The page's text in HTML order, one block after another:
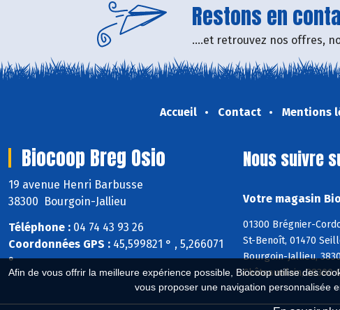
Afin de vous offrir la meilleure expérience possible, Biocoop utilise des
vous proposer une navigation personnalisée
Restons en
....et retrouvez nos offres,
Accueil Contact Mentions
Biocoop Breg Osio
19 avenue Henri Barbusse
38300 Bourgoin-Jallieu
Téléphone : 04 74 43 93 26
Coordonnées GPS : 45,599821 ° , 5,266071
°
Nous suivre
Votre magasin
01300 Brégnier-
St-Benoît, 01470
Bourgoin-Jallieu,
Châteauvilain, 38300